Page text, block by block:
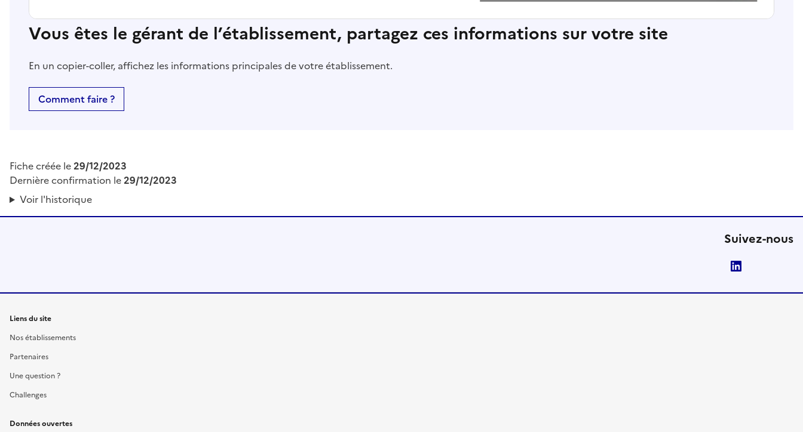
Vous êtes le gérant de l’établissement, partagez ces informations sur votre site
En un copier-coller, affichez les informations principales de votre établissement.
Comment faire ?
Fiche créée le29/12/2023
Dernière confirmation le29/12/2023
Voir l'historique
Suivez-nous
Liens du site
Nos établissements
Partenaires
Une question ?
Challenges
Données ouvertes